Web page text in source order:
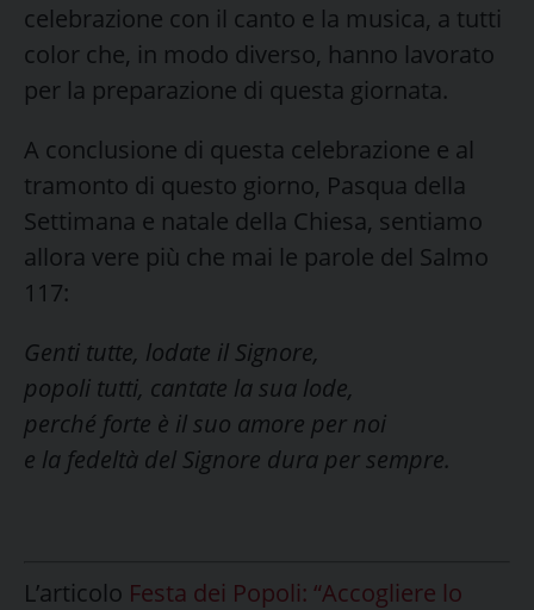
celebrazione con il canto e la musica, a tutti
color che, in modo diverso, hanno lavorato
per la preparazione di questa giornata.
A conclusione di questa celebrazione e al
tramonto di questo giorno, Pasqua della
Settimana e natale della Chiesa, sentiamo
allora vere più che mai le parole del Salmo
117:
Genti tutte, lodate il Signore,
popoli tutti, cantate la sua lode,
perché forte è il suo amore per noi
e la fedeltà del Signore dura per sempre.
L’articolo Festa dei Popoli: “Accogliere lo